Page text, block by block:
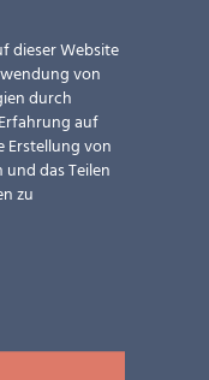
dieser Website
von
durch
auf
Erstellung von
das Teilen
zu